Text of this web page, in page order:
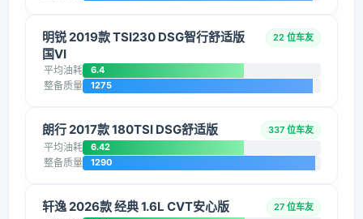
明锐 2019款 TSI230 DSG智行舒适版
国VI
22 位车友
平均油耗 6.4
整备质量 1275
朗行 2017款 180TSI DSG舒适版 337 位车友
平均油耗 6.42
整备质量 1290
轩逸 2026款 经典 1.6L CVT安心版 27 位车友